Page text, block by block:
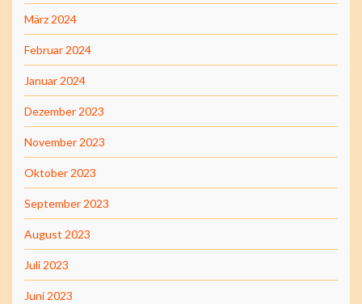
März 2024
Februar 2024
Januar 2024
Dezember 2023
November 2023
Oktober 2023
September 2023
August 2023
Juli 2023
Juni 2023